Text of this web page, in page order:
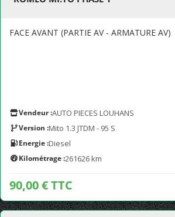
FACE AVANT (PARTIE AV - ARMATURE AV)
Vendeur :AUTO PIECES LOUHANS
Version :Mito 1.3 JTDM - 95 S
Energie :Diesel
Kilométrage :261626 km
90,00 € TTC